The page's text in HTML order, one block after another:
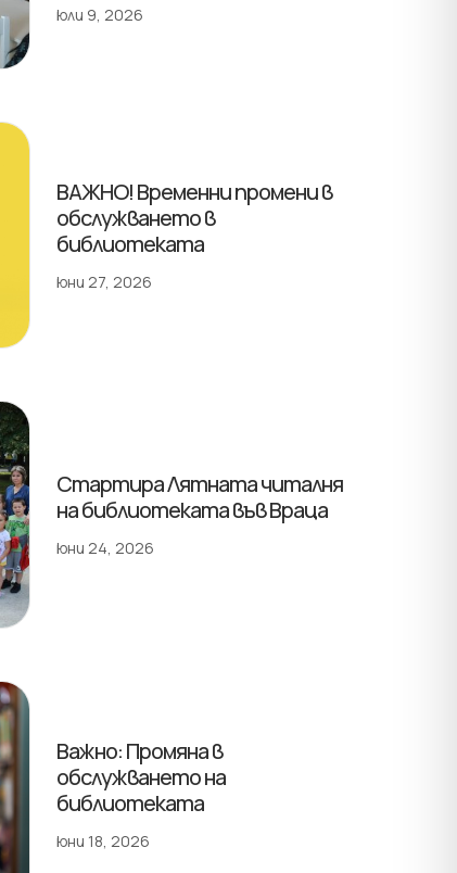
юли 9, 2026
ВАЖНО! Временни промени в
обслужването в
библиотеката
юни 27, 2026
Стартира Лятната читалня
на библиотеката във Враца
юни 24, 2026
Важно: Промяна в
обслужването на
библиотеката
юни 18, 2026